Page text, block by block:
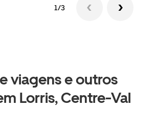
1/3
viagens e outros
Lorris, Centre-Val